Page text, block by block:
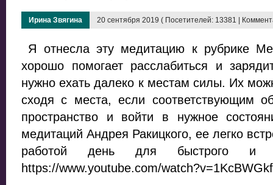
Ирина Звягина 20 сентября 2019 ( Посетителей: 13381 |
Я отнесла эту медитацию к рубрике
хорошо помогает расслабиться и
нужно ехать далеко к местам силы. Их
сходя с места, если соответствующим
пространство и войти в нужное
медитаций Андрея Ракицкого, ее легко
работой день для быстрого и
https://www.youtube.com/